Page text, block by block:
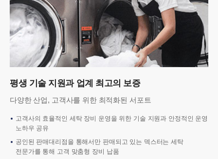
평생 기술 지원과 업계 최고의 보증
다양한 산업, 고객사를 위한 최적화된 서포트
고객사의 효율적인 세탁 장비 운영을 위한 기술 지원과 안정적인 운영
노하우 공유
공인된 판매대리점을 통해서만 판매되고 있는 덱스터는 세탁
전문가를 통해 고객 맞춤형 장비 납품